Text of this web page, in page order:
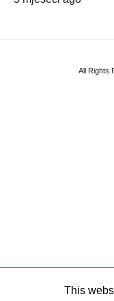
All Rights
This